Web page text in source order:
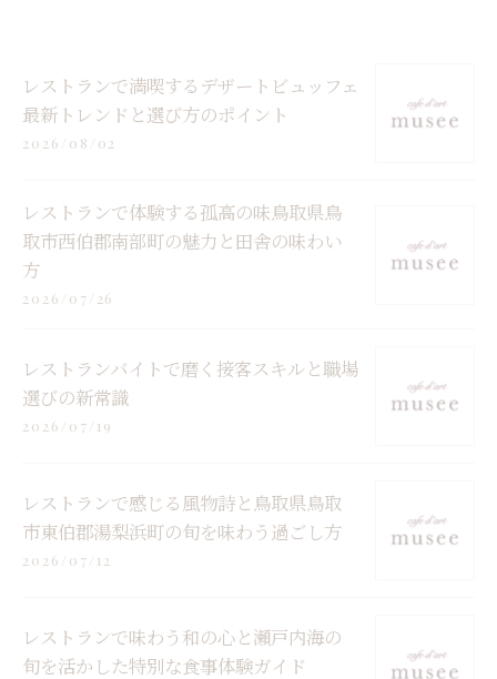
レストランで満喫するデザートビュッフェ
最新トレンドと選び方のポイント
2026/08/02
レストランで体験する孤高の味鳥取県鳥
取市西伯郡南部町の魅力と田舎の味わい
方
2026/07/26
レストランバイトで磨く接客スキルと職場
選びの新常識
2026/07/19
レストランで感じる風物詩と鳥取県鳥取
市東伯郡湯梨浜町の旬を味わう過ごし方
2026/07/12
レストランで味わう和の心と瀬戸内海の
旬を活かした特別な食事体験ガイド